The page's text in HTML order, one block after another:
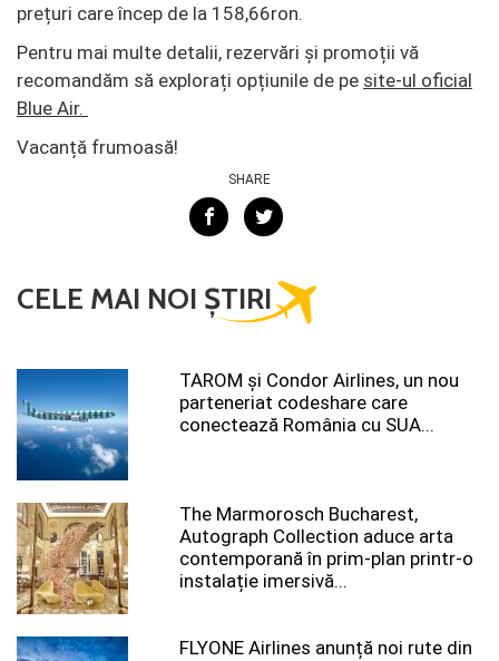
prețuri care încep de la 158,66ron.
Pentru mai multe detalii, rezervări și promoții vă
recomandăm să explorați opțiunile de pe site-ul oficial
Blue Air.
Vacanță frumoasă!
SHARE
CELE MAI NOI ȘTIRI
TAROM şi Condor Airlines, un nou
parteneriat codeshare care
conectează România cu SUA...
The Marmorosch Bucharest,
Autograph Collection aduce arta
contemporană în prim-plan printr-o
instalație imersivă...
FLYONE Airlines anunță noi rute din